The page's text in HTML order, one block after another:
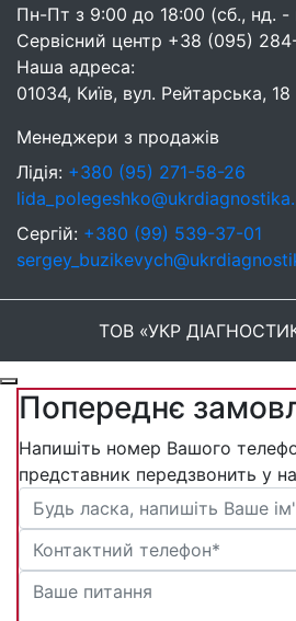
Пн-Пт з 9:00 до 18:00 (сб., нд. -
Сервісний центр +38 (095)
Наша адреса:
01034, Київ, вул. Рейтарська, 18
Менеджери з продажів
Лідія: +380 (95) 271-58-26
Сергій: +380 (99) 539-37-01
ТОВ «УКР
Попереднє
Напишіть номер Вашого
представник передзвонить у